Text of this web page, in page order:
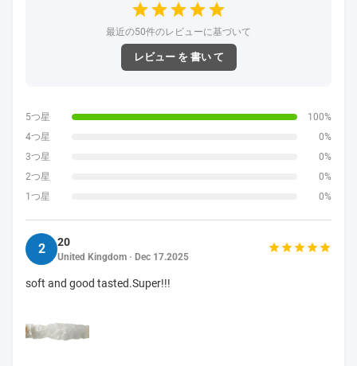
最近の50件のレビューに基づいて
レビュー を 書い て
5つ星
100%
4つ星
0%
3つ星
0%
2つ星
0%
1つ星
0%
2 20
United Kingdom · Dec 17.2025
soft and good tasted.Super!!!